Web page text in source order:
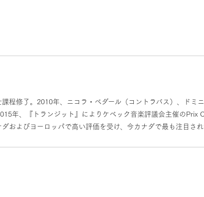
程修了。2010年、ニコラ・ベダール（コントラバス）、ドミ
年、『トランジット』によりケベック音楽評議会主催のPrix
およびヨーロッパで高い評価を受け、今カナダで最も注目さ